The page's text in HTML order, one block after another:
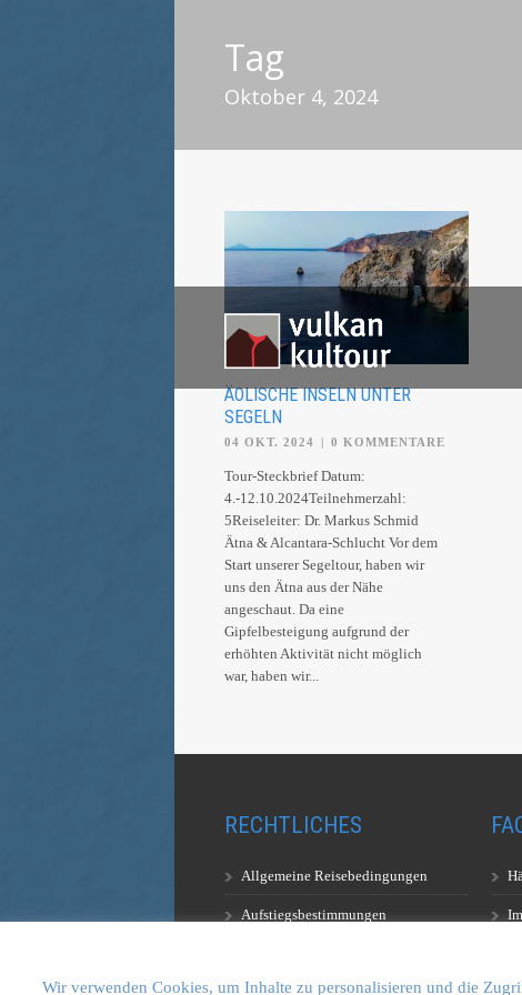
Tag
Oktober 4, 2024
ÄOLISCHE INSELN UNTER
SEGELN
04 OKT. 2024 | 0 KOMMENTARE
Tour-Steckbrief Datum:
4.-12.10.2024Teilnehmerzahl:
5Reiseleiter: Dr. Markus Schmid
Ätna & Alcantara-Schlucht Vor dem
Start unserer Segeltour, haben wir
uns den Ätna aus der Nähe
angeschaut. Da eine
Gipfelbesteigung aufgrund der
erhöhten Aktivität nicht möglich
war, haben wir...
RECHTLICHES
Allgemeine Reisebedingungen
Aufstiegsbestimmungen
Wir verwenden Cookies, um Inhalte zu personalisieren und die